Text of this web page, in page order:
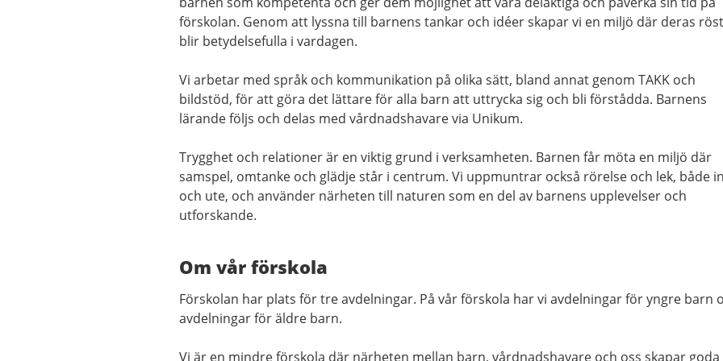
förskolan. Genom att lyssna till barnens tankar och idéer skapar vi en miljö där deras
blir betydelsefulla i vardagen.
Vi arbetar med språk och kommunikation på olika sätt, bland annat genom TAKK och
bildstöd, för att göra det lättare för alla barn att uttrycka sig och bli förstådda. Barnens
lärande följs och delas med vårdnadshavare via Unikum.
Trygghet och relationer är en viktig grund i verksamheten. Barnen får möta en miljö där
samspel, omtanke och glädje står i centrum. Vi uppmuntrar också rörelse och lek, både
och ute, och använder närheten till naturen som en del av barnens upplevelser och
utforskande.
Om vår förskola
Förskolan har plats för tre avdelningar. På vår förskola har vi avdelningar för yngre barn
avdelningar för äldre barn.
Vi är en mindre förskola där närheten mellan barn, vårdnadshavare och oss skapar goda